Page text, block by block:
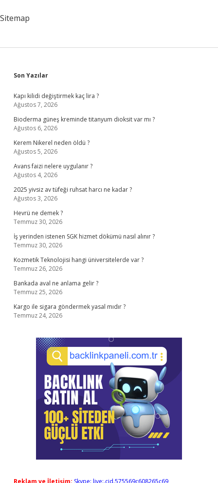
Sitemap
Sidebar
Son Yazılar
Kapı kilidi değiştirmek kaç lira ?
Ağustos 7, 2026
Bioderma güneş kreminde titanyum dioksit var mı ?
Ağustos 6, 2026
Kerem Nikerel neden öldü ?
Ağustos 5, 2026
Avans faizi nelere uygulanır ?
Ağustos 4, 2026
2025 yivsiz av tüfeği ruhsat harcı ne kadar ?
Ağustos 3, 2026
Hevrü ne demek ?
Temmuz 30, 2026
İş yerinden istenen SGK hizmet dökümü nasıl alınır ?
Temmuz 30, 2026
Kozmetik Teknolojisi hangi üniversitelerde var ?
Temmuz 26, 2026
Bankada aval ne anlama gelir ?
Temmuz 25, 2026
Kargo ile sigara göndermek yasal mıdır ?
Temmuz 24, 2026
Reklam ve İletişim: Skype: live:.cid.575569c608265c69